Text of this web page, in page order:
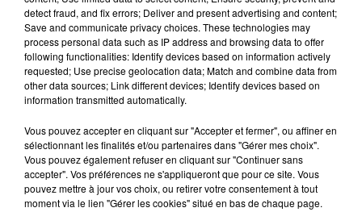
Confédération Paysanne y a déposé cet après-midi sa
contribution et elle n'est vraiment pas favorable.
C’est un bel évènement qui se prépare à La Petite-
Boissière : une balade contée à travers les chemins
creux le 10 mai pour célébrer les 200 ans des pivardias
du nom des habitants selon la légende ( photo ).
La compagnie bordelaise " Tango Nomade " en
spectacle pour le moins original en juillet prochain à
Bressuire dans le cadre du FAR ( Festival des Arts de la
Rue ).
Sébastien Cuvier l'entraineur du FC Nueillaubiers se
detect fraud, and fix errors; Deliver and present advertising and content;
Save and communicate privacy choices. These technologies may
process personal data such as IP address and browsing data to offer
following functionalities: Identify devices based on information actively
requested; Use precise geolocation data; Match and combine data from
other data sources; Link different devices; Identify devices based on
information transmitted automatically.
Vous pouvez accepter en cliquant sur "Accepter et fermer", ou affiner en
sélectionnant les finalités et/ou partenaires dans "Gérer mes choix".
Vous pouvez également refuser en cliquant sur "Continuer sans
accepter". Vos préférences ne s'appliqueront que pour ce site. Vous
pouvez mettre à jour vos choix, ou retirer votre consentement à tout
moment via le lien "Gérer les cookies" situé en bas de chaque page.